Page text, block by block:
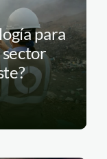
para
sector